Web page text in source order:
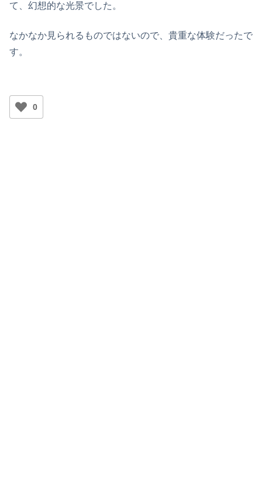
て、幻想的な光景でした。
なかなか見られるものではないので、貴重な体験だったで
す。
0